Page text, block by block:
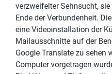
verzweifelter Sehnsucht,
Ende der Verbundenheit.
eine Videoinstallation der
Mailausschnitte auf der
Google Translate zu sehen
Computer vorgetragen